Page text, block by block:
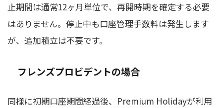
止期間は通常12ヶ月単位で、再開時期を確定する必要
はありません。停止中も口座管理手数料は発生します
が、追加積立は不要です。
フレンズプロビデントの場合
同様に初期口座期間経過後、Premium Holidayが利用